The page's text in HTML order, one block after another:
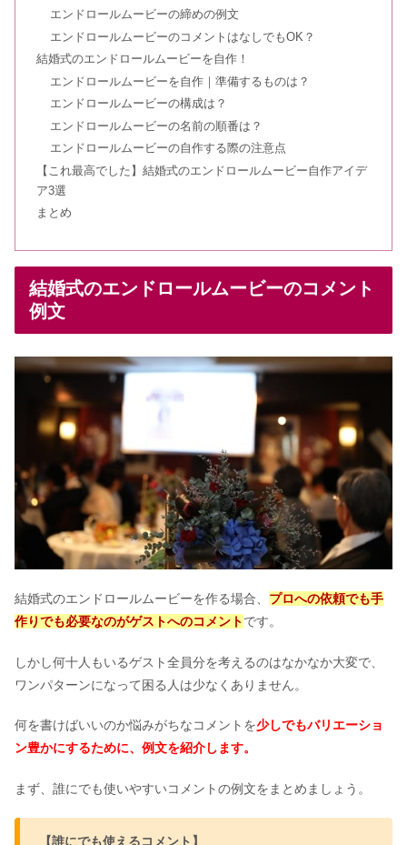
【結婚式の引き出物】人気＆おしゃれ
な内容5選｜お菓子・縁起物おすすめ
も
結婚式のブーケの保存を自分ででき
る？おすすめの方法や加工店も
入籍祝いのメッセージ20選＆ケーキプ
レートの英語例文【親・友達・先輩】
お車代の封筒はなんでもいい？裏の書
き方＆入れ方｜葬儀と結婚式の違いも
選！シンプル・ナチュラル
結婚式の余興【ムービー編】面白い＆
おしゃれなアイデア15選＆作り方
シーリングスタンプの使い方＆作り
で】
【必要ない？】ブライダルチェックと
エンドロールムービーの締めの例文
エンドロールムービーのコメントはなしでもOK？
結婚式のエンドロールムービーを自作！
エンドロールムービーを自作｜準備するものは？
エンドロールムービーの構成は？
エンドロールムービーの名前の順番は？
エンドロールムービーの自作する際の注意点
【これ最高でした】結婚式のエンドロールムービー自作アイデ
ア3選
まとめ
結婚式のエンドロールムービーのコメント
例文
結婚式のエンドロールムービーを作る場合、 プロへの依頼でも手
作りでも必要なのがゲストへのコメントです。
しかし何十人もいるゲスト全員分を考えるのはなかなか大変で、
ワンパターンになって困る人は少なくありません。
何を書けばいいのか悩みがちなコメントを少しでもバリエーショ
ン豊かにするために、例文を紹介します。
まず、誰にでも使いやすいコメントの例文をまとめましょう。
【誰にでも使えるコメント】